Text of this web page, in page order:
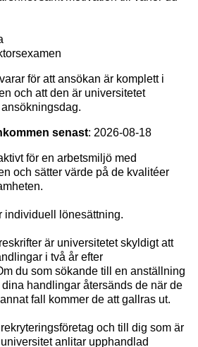
för att ansökan är komplett i
och att den är universitetet
senast: 2026-08-18
för en arbetsmiljö med
och sätter värde på de kvalitéer
individuell lönesättning.
är universitetet skyldigt att
i två år efter
du som sökande till en anställning
handlingar återsänds de när de
fall kommer de att gallras ut.
och till dig som är
anlitar upphandlad